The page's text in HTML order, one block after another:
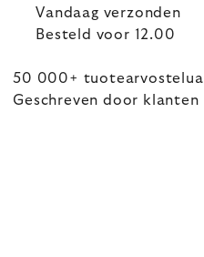
Vandaag verzonden
Besteld voor 12.00
50 000+ tuotearvostelua
Geschreven door klanten